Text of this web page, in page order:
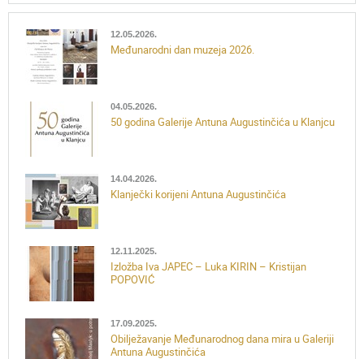
12.05.2026.
Međunarodni dan muzeja 2026.
04.05.2026.
50 godina Galerije Antuna Augustinčića u Klanjcu
14.04.2026.
Klanječki korijeni Antuna Augustinčića
12.11.2025.
Izložba Iva JAPEC – Luka KIRIN – Kristijan
POPOVIĆ
17.09.2025.
Obilježavanje Međunarodnog dana mira u Galeriji
Antuna Augustinčića